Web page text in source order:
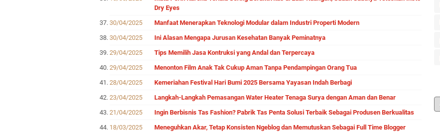
Dry Eyes
30/04/2025
Manfaat Menerapkan Teknologi Modular dalam Industri Properti Modern
30/04/2025
Ini Alasan Mengapa Jurusan Kesehatan Banyak Peminatnya
29/04/2025
Tips Memilih Jasa Kontruksi yang Andal dan Terpercaya
29/04/2025
Menonton Film Anak Tak Cukup Aman Tanpa Pendampingan Orang Tua
28/04/2025
Kemeriahan Festival Hari Bumi 2025 Bersama Yayasan Indah Berbagi
23/04/2025
Langkah-Langkah Pemasangan Water Heater Tenaga Surya dengan Aman dan Benar
21/04/2025
Ingin Berbisnis Tas Fashion? Pabrik Tas Penta Solusi Terbaik Sebagai Produsen Berkualitas
18/03/2025
Meneguhkan Akar, Tetap Konsisten Ngeblog dan Memutuskan Sebagai Full Time Blogger